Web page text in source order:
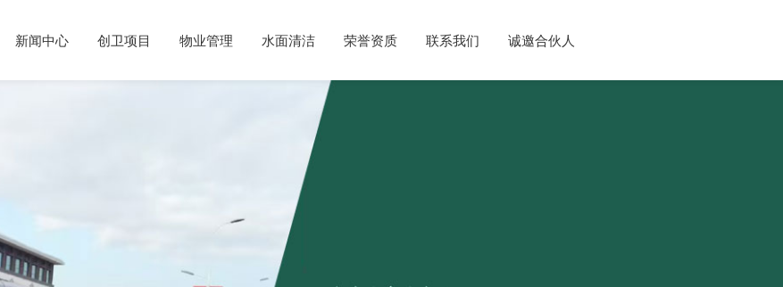
新闻中心 创卫项目 物业管理 水面清洁 荣誉资质 联系我们 诚邀合伙人